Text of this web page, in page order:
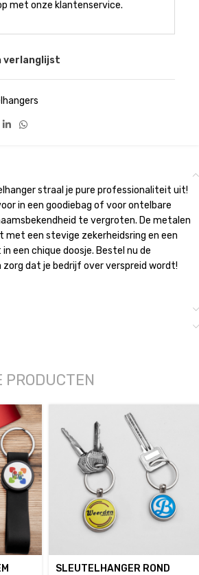
met onze klantenservice.
verlanglijst
straal je pure professionaliteit uit!
in een goodiebag of voor ontelbare
te vergroten. De metalen
met een stevige zekerheidsring en een
een chique doosje. Bestel nu de
dat je bedrijf over verspreid wordt!
PRODUCTEN
SLEUTELHANGER ROND